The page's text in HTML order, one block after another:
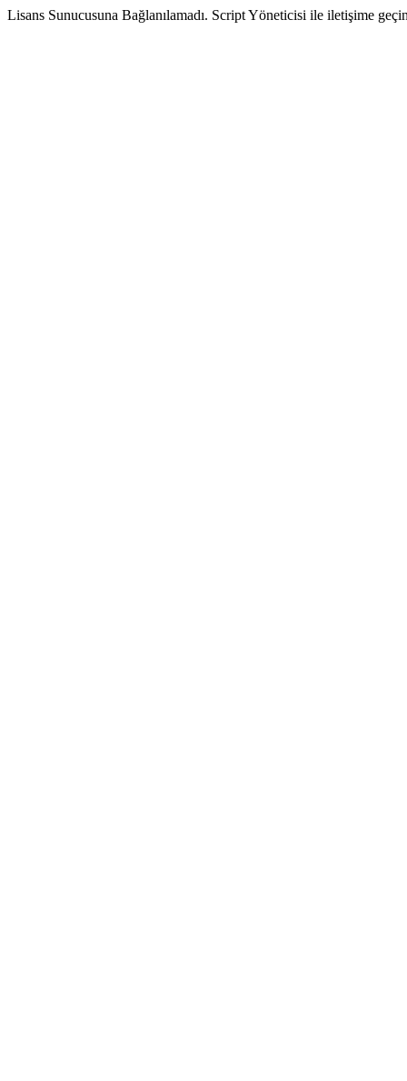
Lisans Sunucusuna Bağlanılamadı. Script Yöneticisi ile iletişime